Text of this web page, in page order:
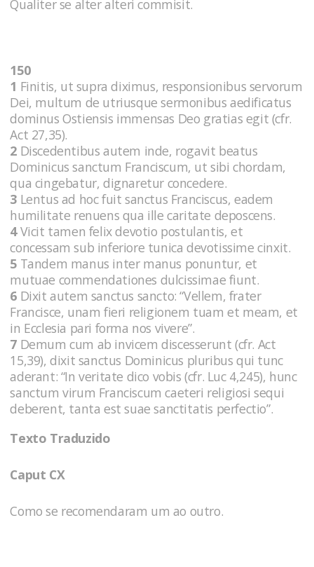
Qualiter se alter alteri commisit.
150
1 Finitis, ut supra diximus, responsionibus servorum
Dei, multum de utriusque sermonibus aedificatus
dominus Ostiensis immensas Deo gratias egit (cfr.
Act 27,35).
2 Discedentibus autem inde, rogavit beatus
Dominicus sanctum Franciscum, ut sibi chordam,
qua cingebatur, dignaretur concedere.
3 Lentus ad hoc fuit sanctus Franciscus, eadem
humilitate renuens qua ille caritate deposcens.
4Vicit tamen felix devotio postulantis, et
concessam sub inferiore tunica devotissime cinxit.
5 Tandem manus inter manus ponuntur, et
mutuae commendationes dulcissimae fiunt.
6 Dixit autem sanctus sancto: “Vellem, frater
Francisce, unam fieri religionem tuam et meam, et
in Ecclesia pari forma nos vivere”.
7 Demum cum ab invicem discesserunt (cfr. Act
15,39), dixit sanctus Dominicus pluribus qui tunc
aderant: “In veritate dico vobis (cfr. Luc 4,245), hunc
sanctum virum Franciscum caeteri religiosi sequi
deberent, tanta est suae sanctitatis perfectio”.
Texto Traduzido
Caput CX
Como se recomendaram um ao outro.